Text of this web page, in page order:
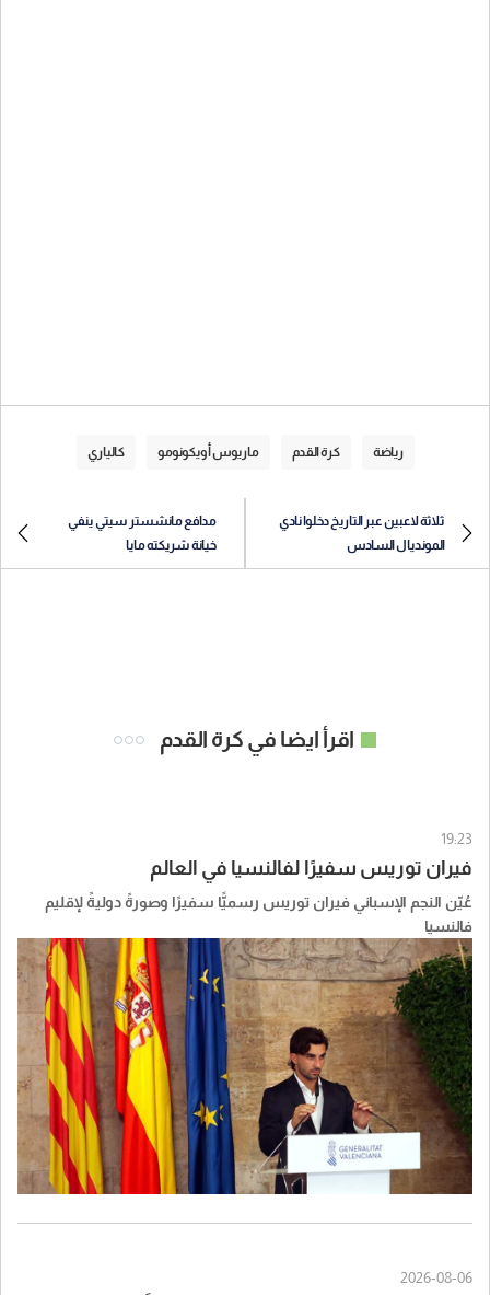
رياضة كرة القدم ماريوس أويكونومو كالياري
ثلاثة لاعبين عبر التاريخ دخلوا نادي
المونديال السادس
مدافع مانشستر سيتي ينفي
خيانة شريكته مايا
اقرأ ايضا في كرة القدم
19:23
فيران توريس سفيرًا لفالنسيا في العالم
عُيّن النجم الإسباني فيران توريس رسميًّا سفيرًا وصورةً دوليةً لإقليم
فالنسيا
2026-08-06